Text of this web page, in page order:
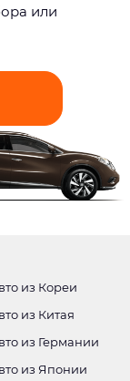
или
из Кореи
из Китая
из Германии
из Японии